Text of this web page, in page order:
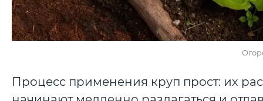
Процесс применения круп прост: их